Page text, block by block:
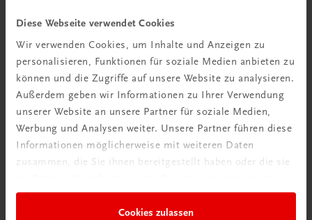
Diese Webseite verwendet Cookies
Wir verwenden Cookies, um Inhalte und Anzeigen zu
personalisieren, Funktionen für soziale Medien anbieten zu
können und die Zugriffe auf unsere Website zu analysieren.
Außerdem geben wir Informationen zu Ihrer Verwendung
unserer Website an unsere Partner für soziale Medien,
Werbung und Analysen weiter. Unsere Partner führen diese
Informationen möglicherweise mit weiteren Daten
zusammen, die Sie ihnen bereitgestellt haben oder die sie
Cookies zulassen
Tipps & Tricks
Mehr dazu